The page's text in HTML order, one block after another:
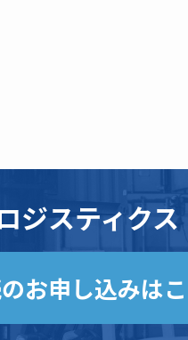
ジスティク
お申し込みは